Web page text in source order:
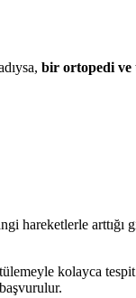
bir ortopedi ve
hareketlerle
kolayca